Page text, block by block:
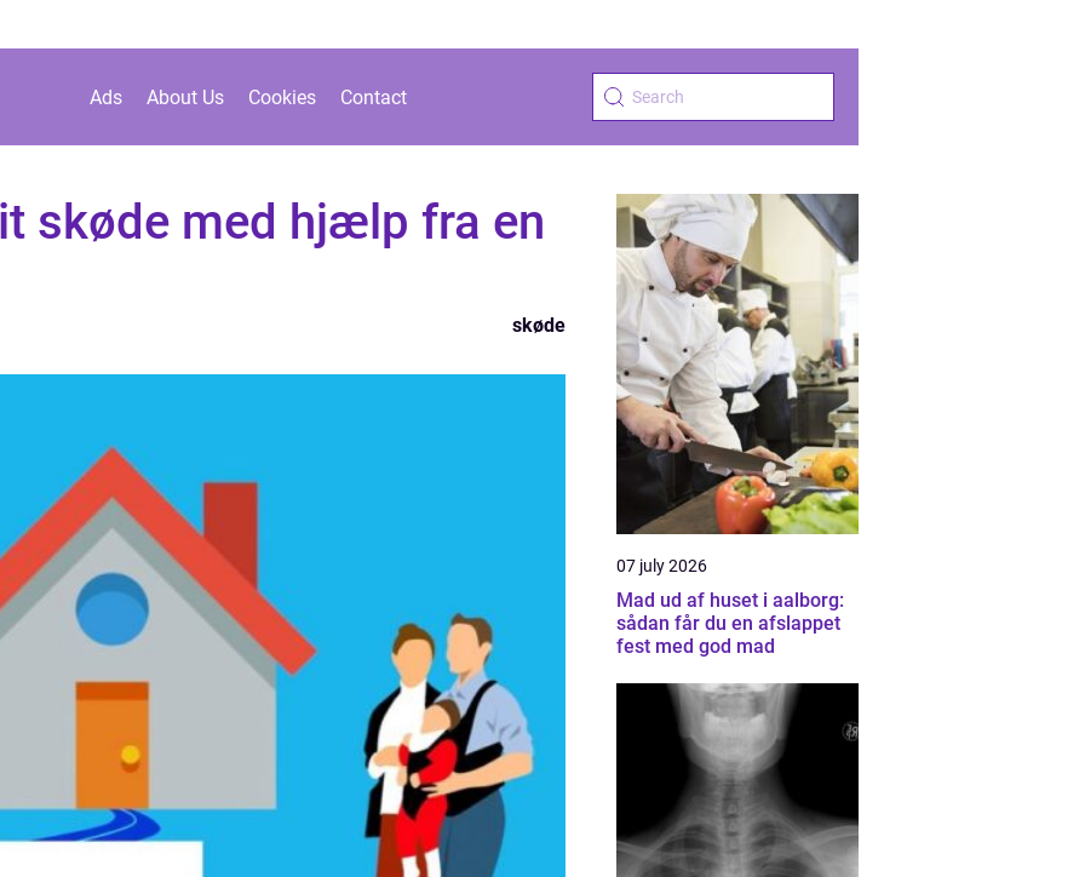
Ads About Us Cookies Contact
skøde med hjælp fra en
skøde
07 july 2026
Mad ud af huset i aalborg:
sådan får du en afslappet
fest med god mad